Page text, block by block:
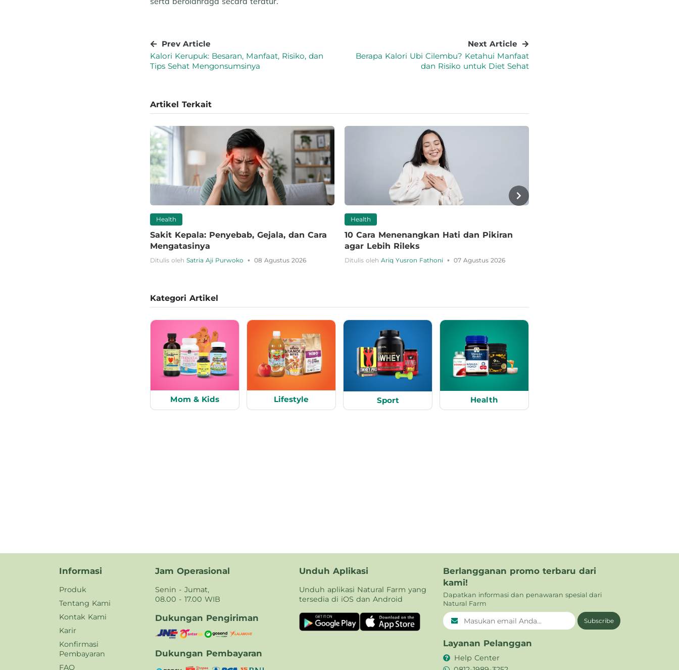
Prev Article
Kalori Kerupuk: Besaran, Manfaat, Risiko, dan
Tips Sehat Mengonsumsinya
Next Article
Berapa Kalori Ubi Cilembu? Ketahui Manfaat
dan Risiko untuk Diet Sehat
Artikel Terkait
Health
Sakit Kepala: Penyebab, Gejala, dan Cara
Mengatasinya
Ditulis oleh Satria Aji Purwoko • 08 Agustus 2026
Health
10 Cara Menenangkan Hati dan Pikiran
agar Lebih Rileks
Ditulis oleh Ariq Yusron Fathoni • 07 Agustus 2026
Kategori Artikel
Mom & Kids Lifestyle Sport Health
Informasi
Produk
Tentang Kami
Kontak Kami
Karir
Konfirmasi
Pembayaran
FAQ
Jam Operasional
Senin - Jumat,
08.00 - 17.00 WIB
Dukungan Pengiriman
Dukungan Pembayaran
Unduh Aplikasi
Unduh aplikasi Natural Farm yang
tersedia di iOS dan Android
Berlangganan promo terbaru dari
kami!
Dapatkan informasi dan penawaran spesial dari
Natural Farm
Subscribe
Layanan Pelanggan
Help Center